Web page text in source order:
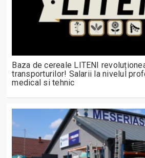
Baza de cereale LITENI
transporturilor! Salarii la nivelul
medical si tehnic